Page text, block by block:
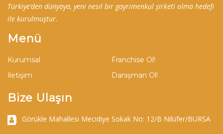
Türkiye’den dünyaya, yeni nesil bir gayrimenkul şirketi olma hedefi
ile kurulmuştur.
Menü
Kurumsal
Franchise Ol!
İletişim
Danışman Ol!
Bize Ulaşın
Görükle Mahallesi Mecidiye Sokak No: 12/B Nilüfer/BURSA